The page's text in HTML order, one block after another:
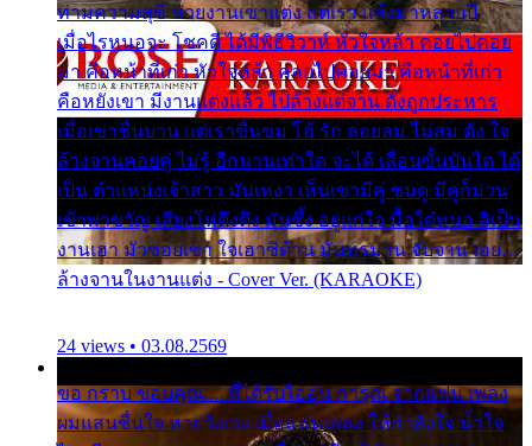
ท่ามความสุขี ช่วยงานเขาแต่ง แต่เรา แล้งมาหลายปี
เมื่อไรหนอจะ โชคดี ได้มีพิธีวิวาห์ หัวใจหล้า คอยไปคอย
มา คือหน้าที่เก่า หัวใจหล้า คอยไปคอยมา คือหน้าที่เก่า
คือหยังเขา มีงานแต่งแล้ว ไปล้างแต่จาน ดั่งถูกประหาร
เมื่อเขาชื่นบาน แต่เราขื่นขม โอ้ รัก ลอยลม ไม่สม ดัง ใจ
ล้างจานคอยคู่ ไม่รู้ อีกนานเท่าใด จะได้ เลื่อนขั้นบันได ได้
เป็น ตำแหน่งเจ้าสาว มันเหงา เห็นเขามีคู่ ซมดู มีคู่ก็ม่วน
เข้าพาขวัญ เสียงโห่ตึงตึง มันซึ้ง อยู่แก่ใจ มื้อใด๋หนอ สิเป็น
งานเฮา มัวซอยเขา ใจเฮาซิด้าน มันทรมาน จับจาน เอย…
ล้างจานในงานแต่ง - Cover Ver. (KARAOKE)
24 views • 03.08.2569
ขอ กราบ ขอบคุณ.... ที่ได้รับไออุ่น การุณ จากแฟน เพลง
ผมแสนชื่นใจ หายวังเวง เมื่อแฟนเพลง ให้กำลังใจ น้ำใจ